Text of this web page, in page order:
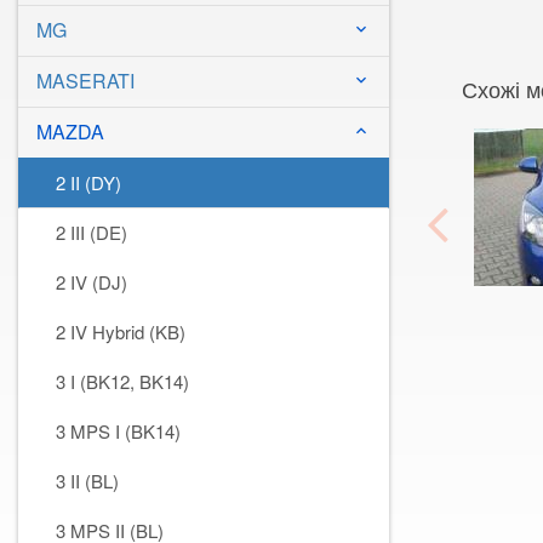
MG keyboard_arrow_down
MASERATI keyboard_arrow_down
MAZDA keyboard_arrow_down
2 II (DY)
2 III (DE)
2 IV (DJ)
2 IV Hybrid (KB)
3 I (BK12, BK14)
3 MPS I (BK14)
3 II (BL)
3 MPS II (BL)
Схожі